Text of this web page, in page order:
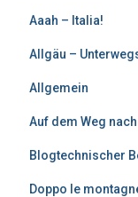
Aaah – Italia!
Allgäu –
Allgemein
Auf dem Weg
Blogtechnischer
Doppo le